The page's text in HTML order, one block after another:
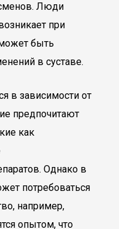
Люди
при
быть
в суставе.
в зависимости от
предпочитают
как
Однако в
потребоваться
например,
опытом, что